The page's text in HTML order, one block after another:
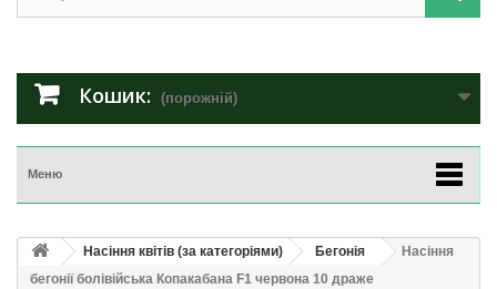
Кошик: (порожній)
Меню
Насіння квітів (за категоріями) Бегонія
Насіння
бегонії болівійська Копакабана F1 червона 10 драже